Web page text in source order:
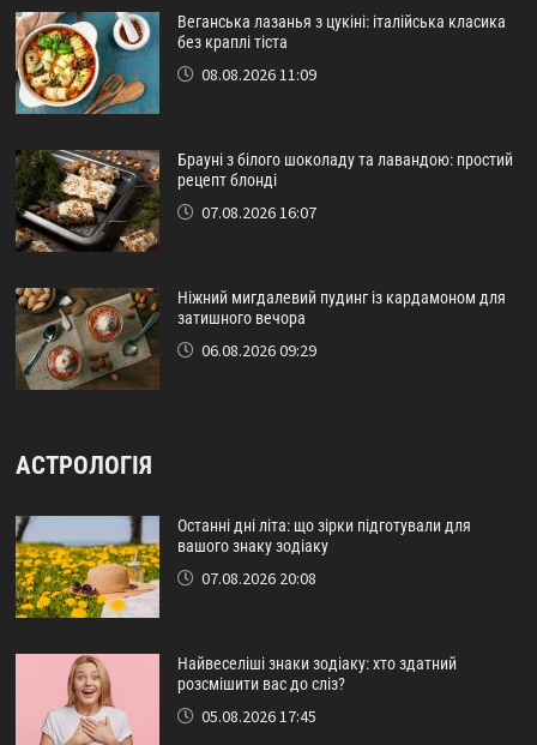
Веганська лазанья з цукіні: італійська класика
без краплі тіста
08.08.2026 11:09
Брауні з білого шоколаду та лавандою: простий
рецепт блонді
07.08.2026 16:07
Ніжний мигдалевий пудинг із кардамоном для
затишного вечора
06.08.2026 09:29
АСТРОЛОГІЯ
Останні дні літа: що зірки підготували для
вашого знаку зодіаку
07.08.2026 20:08
Найвеселіші знаки зодіаку: хто здатний
розсмішити вас до сліз?
05.08.2026 17:45